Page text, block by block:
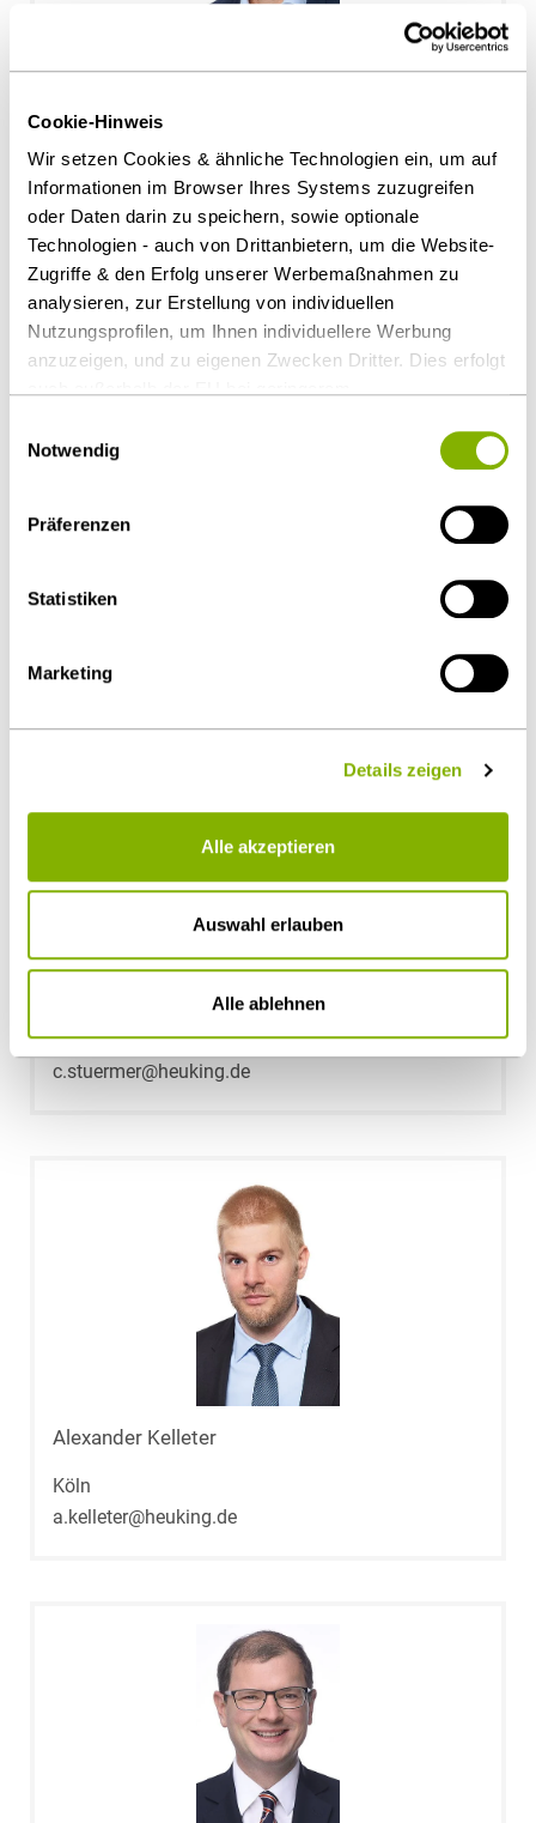
Cookie-Hinweis
Wir setzen Cookies & ähnliche Technologien ein, um auf
Informationen im Browser Ihres Systems zuzugreifen
oder Daten darin zu speichern, sowie optionale
Technologien - auch von Drittanbietern, um die Website-
Zugriffe & den Erfolg unserer Werbemaßnahmen zu
analysieren, zur Erstellung von individuellen
Nutzungsprofilen, um Ihnen individuellere Werbung
anzuzeigen, und zu eigenen Zwecken Dritter. Dies erfolgt
Regelungen das Risiko des staatlichen Zugriffs &
auszuschließen ist. Sie können Ihre Einwilligung jederzeit
über dieCookie-Einstellungen
widerrufen oder ändern.
Notwendig
Präferenzen
Statistiken
Marketing
Details zeigen
Alle akzeptieren
Auswahl erlauben
Alle ablehnen
München
c.strasser@heuking.de
Yannick Greimann, LL.B. (University of London)
München
Dr. Christian Stürmer
München
c.stuermer@heuking.de
Alexander Kelleter
Köln
a.kelleter@heuking.de